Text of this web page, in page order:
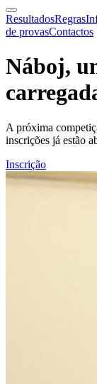
ResultadosRegras
de provasContactos
Náboj,
A próxima
inscrições já estão
Inscrição